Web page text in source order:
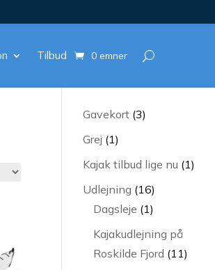
Tilbud 0 emner
Gavekort 33
Grej 11
vare
Kajak tilbud lige nu 11
Udlejning 1616
varer
Dagsleje 11
vare
Kajakudlejning på
Roskilde Fjord 1111